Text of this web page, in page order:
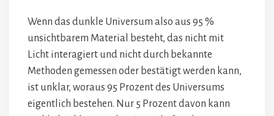
Wenn das dunkle Universum also aus 95 %
unsichtbarem Material besteht, das nicht mit
Licht interagiert und nicht durch bekannte
Methoden gemessen oder bestätigt werden kann,
ist unklar, woraus 95 Prozent des Universums
eigentlich bestehen. Nur 5 Prozent davon kann